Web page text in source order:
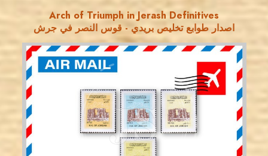
Arch of Triumph in Jerash Definitives
اصدار طوابع تخليص بريدي - قوس النصر في جرش
JS
JORDANSTAMPS.COM